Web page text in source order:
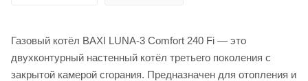
Газовый котёл BAXI LUNA-3 Comfort 240 Fi — это
двухконтурный настенный котёл третьего поколения с
закрытой камерой сгорания. Предназначен для отопления и